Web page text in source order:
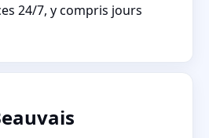
24/7, y compris jours